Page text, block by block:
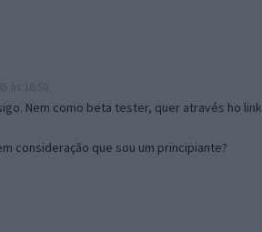
Nem como beta tester, quer através ho link
consideração que sou um principiante?